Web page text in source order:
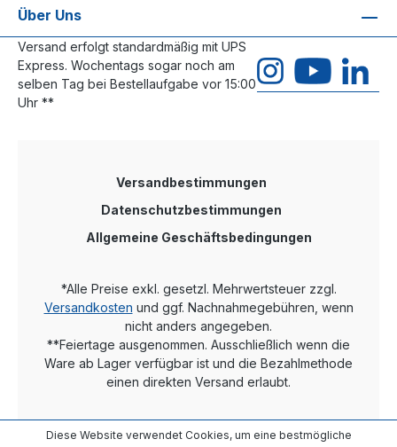
Über Uns
Versand erfolgt standardmäßig mit UPS
Express. Wochentags sogar noch am
selben Tag bei Bestellaufgabe vor 15:00
Uhr **
Versandbestimmungen
Datenschutzbestimmungen
Allgemeine Geschäftsbedingungen
*Alle Preise exkl. gesetzl. Mehrwertsteuer zzgl.
Versandkosten und ggf. Nachnahmegebühren, wenn
nicht anders angegeben.
**Feiertage ausgenommen. Ausschließlich wenn die
Ware ab Lager verfügbar ist und die Bezahlmethode
einen direkten Versand erlaubt.
Diese Website verwendet Cookies, um eine bestmögliche